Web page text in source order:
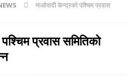
माओवादी केन्द्रको पश्चिम प्रवास
प्रवास समितिको